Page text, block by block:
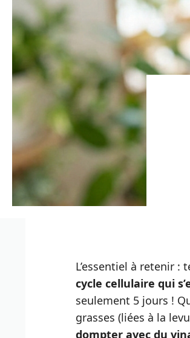
L’essentiel à retenir :
cycle cellulaire qui
seulement 5 jours !
grasses (liées à la
dompter avec du